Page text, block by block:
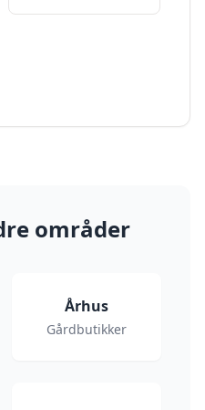
områder
Århus
Gårdbutikker